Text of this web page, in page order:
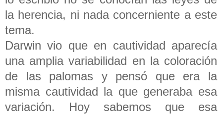
la herencia, ni nada concerniente a este
tema.
Darwin vio que en cautividad aparecía
una amplia variabilidad en la coloración
de las palomas y pensó que era la
misma cautividad la que generaba esa
variación. Hoy sabemos que esa